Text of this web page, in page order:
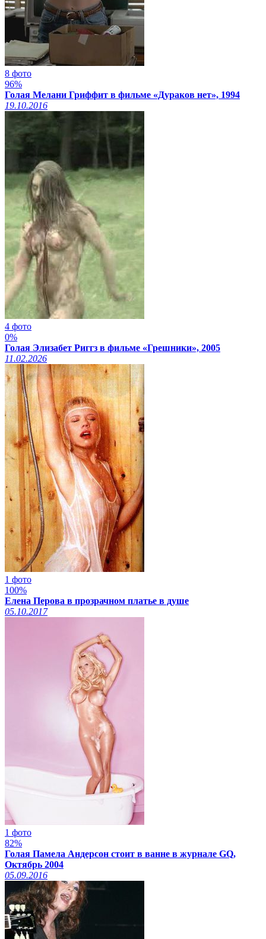
8 фото
96%
Голая Мелани Гриффит в фильме «Дураков нет», 1994
19.10.2016
4 фото
0%
Голая Элизабет Риггз в фильме «Грешники», 2005
11.02.2026
1 фото
100%
Елена Перова в прозрачном платье в душе
05.10.2017
1 фото
82%
Голая Памела Андерсон стоит в ванне в журнале GQ,
Октябрь 2004
05.09.2016